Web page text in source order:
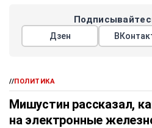
Дзен
//ПОЛИТИКА
Мишустин рассказал,
на электронные